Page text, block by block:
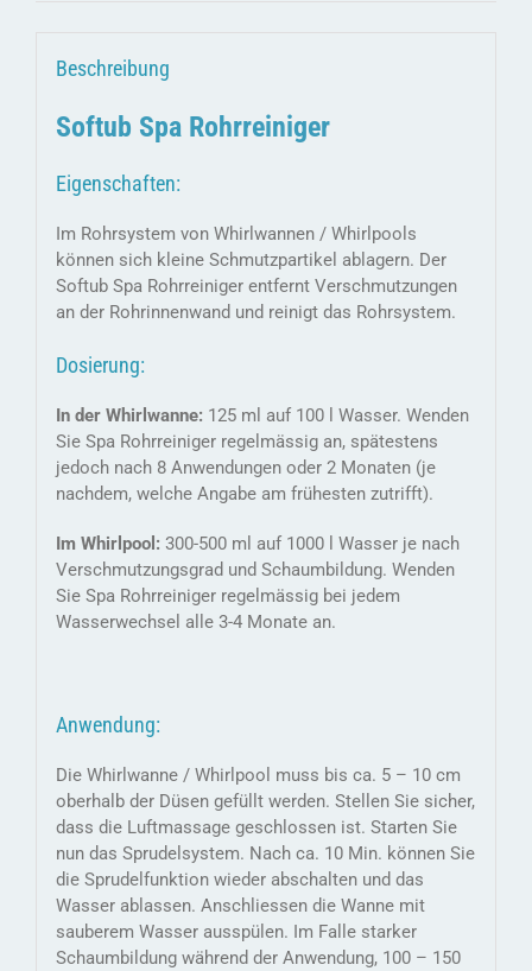
Beschreibung
Softub Spa Rohrreiniger
Eigenschaften:
Im Rohrsystem von Whirlwannen / Whirlpools
können sich kleine Schmutzpartikel ablagern. Der
Softub Spa Rohrreiniger entfernt Verschmutzungen
an der Rohrinnenwand und reinigt das Rohrsystem.
Dosierung:
In der Whirlwanne: 125 ml auf 100 l Wasser. Wenden
Sie Spa Rohrreiniger regelmässig an, spätestens
jedoch nach 8 Anwendungen oder 2 Monaten (je
nachdem, welche Angabe am frühesten zutrifft).
Im Whirlpool: 300-500 ml auf 1000 l Wasser je nach
Verschmutzungsgrad und Schaumbildung. Wenden
Sie Spa Rohrreiniger regelmässig bei jedem
Wasserwechsel alle 3-4 Monate an.
Anwendung:
Die Whirlwanne / Whirlpool muss bis ca. 5 – 10 cm
oberhalb der Düsen gefüllt werden. Stellen Sie sicher,
dass die Luftmassage geschlossen ist. Starten Sie
nun das Sprudelsystem. Nach ca. 10 Min. können Sie
die Sprudelfunktion wieder abschalten und das
Wasser ablassen. Anschliessen die Wanne mit
sauberem Wasser ausspülen. Im Falle starker
Schaumbildung während der Anwendung, 100 – 150